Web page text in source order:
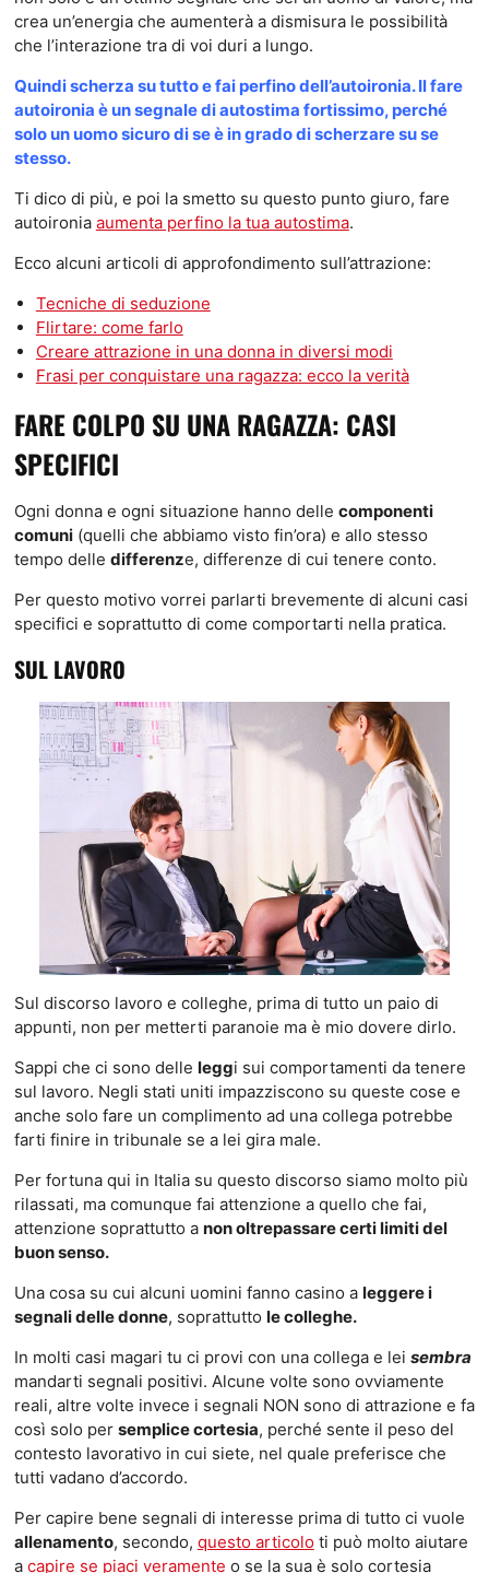
crea un’energia che aumenterà a dismisura le possibilità
che l’interazione tra di voi duri a lungo.
Quindi scherza su tutto e fai perfino dell’autoironia. Il fare
autoironia è un segnale di autostima fortissimo, perché
solo un uomo sicuro di se è in grado di scherzare su se
stesso.
Ti dico di più, e poi la smetto su questo punto giuro, fare
autoironia aumenta perfino la tua autostima.
Ecco alcuni articoli di approfondimento sull’attrazione:
Tecniche di seduzione
Flirtare: come farlo
Creare attrazione in una donna in diversi modi
Frasi per conquistare una ragazza: ecco la verità
FARE COLPO SU UNA RAGAZZA: CASI
SPECIFICI
Ogni donna e ogni situazione hanno delle componenti
comuni(quelli che abbiamo visto fin’ora) e allo stesso
tempo delle differenze, differenze di cui tenere conto.
Per questo motivo vorrei parlarti brevemente di alcuni casi
specifici e soprattutto di come comportarti nella pratica.
SUL LAVORO
Sul discorso lavoro e colleghe, prima di tutto un paio di
appunti, non per metterti paranoie ma è mio dovere dirlo.
Sappi che ci sono delle leggi sui comportamenti da tenere
sul lavoro. Negli stati uniti impazziscono su queste cose e
anche solo fare un complimento ad una collega potrebbe
farti finire in tribunale se a lei gira male.
Per fortuna qui in Italia su questo discorso siamo molto più
rilassati, ma comunque fai attenzione a quello che fai,
attenzione soprattutto a non oltrepassare certi limiti del
buon senso.
Una cosa su cui alcuni uomini fanno casino a leggere i
segnali delle donne, soprattutto le colleghe.
In molti casi magari tu ci provi con una collega e lei sembra
mandarti segnali positivi. Alcune volte sono ovviamente
reali, altre volte invece i segnali NON sono di attrazione e fa
così solo per semplice cortesia, perché sente il peso del
contesto lavorativo in cui siete, nel quale preferisce che
tutti vadano d’accordo.
Per capire bene segnali di interesse prima di tutto ci vuole
allenamento, secondo, questo articoloti può molto aiutare
a capire se piaci veramente o se la sua è solo cortesia